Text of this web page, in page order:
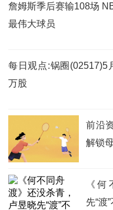
詹姆斯季后赛输108场
最伟大球员
每日观点:锅圈(02517)5
万股
前沿
解锁
《
先“渡